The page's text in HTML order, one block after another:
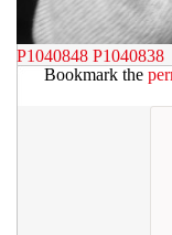
P1040848 P1040838
Bookmark the